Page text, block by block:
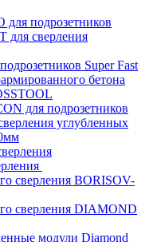
подрозетников
сверления
Super Fast
бетона
для подрозетников
углубленных
сверления BORISOV-
сверления DIAMOND
модули Diamond